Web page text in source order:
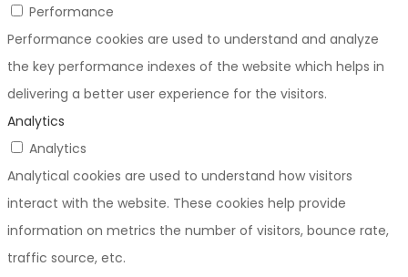
Performance
Performance cookies are used to understand and analyze
the key performance indexes of the website which helps in
delivering a better user experience for the visitors.
Analytics
Analytics
Analytical cookies are used to understand how visitors
interact with the website. These cookies help provide
information on metrics the number of visitors, bounce rate,
traffic source, etc.